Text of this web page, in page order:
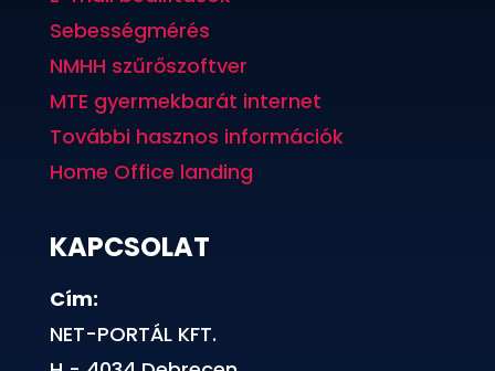
Sebességmérés
NMHH szűrőszoftver
MTE gyermekbarát internet
További hasznos információk
Home Office landing
KAPCSOLAT
Cím:
NET-PORTÁL KFT.